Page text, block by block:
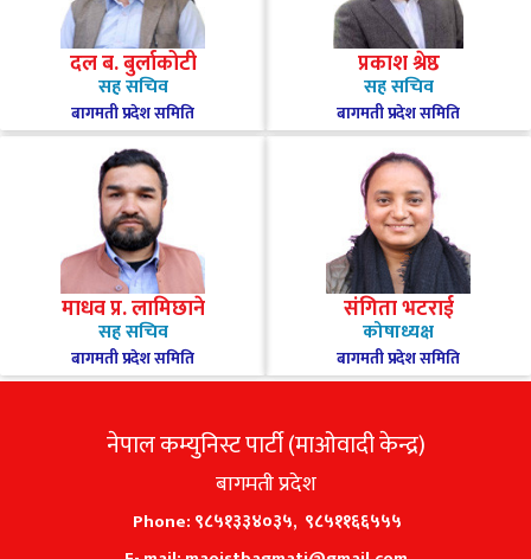
दल ब. बुर्लाकोटी
सह सचिव
बागमती प्रदेश समिति
प्रकाश श्रेष्ठ
सह सचिव
बागमती प्रदेश समिति
माधव प्र. लामिछाने
सह सचिव
बागमती प्रदेश समिति
संगिता भटराई
कोषाध्यक्ष
बागमती प्रदेश समिति
नेपाल कम्युनिस्ट पार्टी (माओवादी केन्द्र)
बागमती प्रदेश
Phone: ९८५१३३४०३५, ९८५११६६५५५